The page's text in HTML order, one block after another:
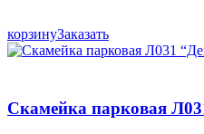
корзинуЗаказать
Скамейка парковая